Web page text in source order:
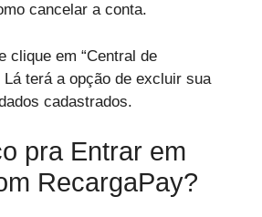
cancelar a conta.
clique em “Central de
Lá terá a opção de excluir sua
cadastrados.
pra Entrar em
RecargaPay?